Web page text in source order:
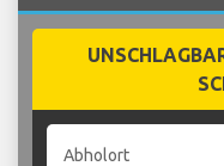
Abholort